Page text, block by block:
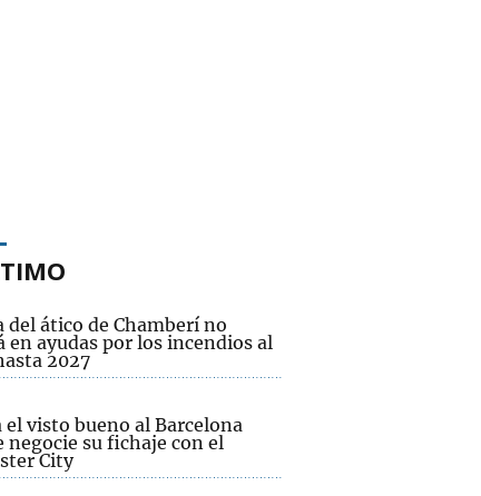
del ático de Chamberí no
en ayudas por los incendios al
2027
el visto bueno al Barcelona
negocie su fichaje con el
City